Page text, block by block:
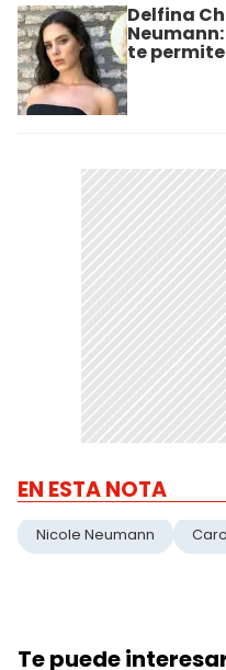
Delfina
te
EN ESTA NOTA
Nicole Neumann